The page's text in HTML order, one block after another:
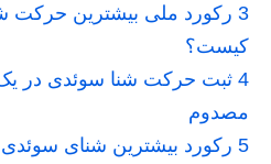
3 رکورد ملی بیشترین
کیست؟
4 ثبت حرکت شنا سوئدی در
مصدوم
5